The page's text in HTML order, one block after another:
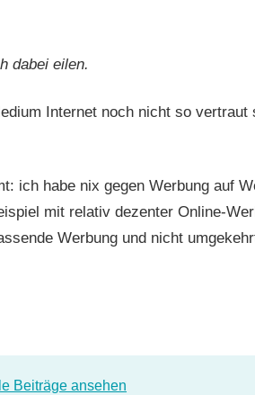
dabei eilen.
Internet noch nicht so vertraut
ich habe nix gegen Werbung auf
mit relativ dezenter Online-
Werbung und nicht
Beiträge ansehen